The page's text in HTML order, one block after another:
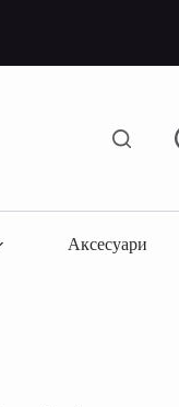
Аксесуари